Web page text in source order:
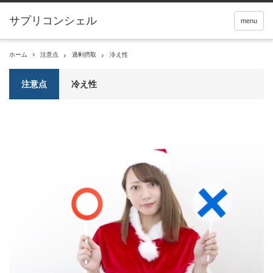
サプリコンシェル menu
ホーム 注意点 過剰摂取 冷え性
注意点 冷え性